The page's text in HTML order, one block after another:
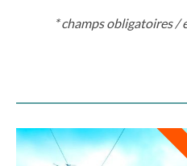
* champs obligatoires /